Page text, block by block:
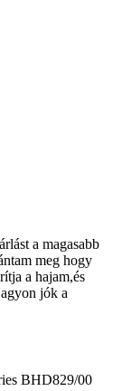
a magasabb
meg hogy
a hajam,és
jók a
BHD829/00